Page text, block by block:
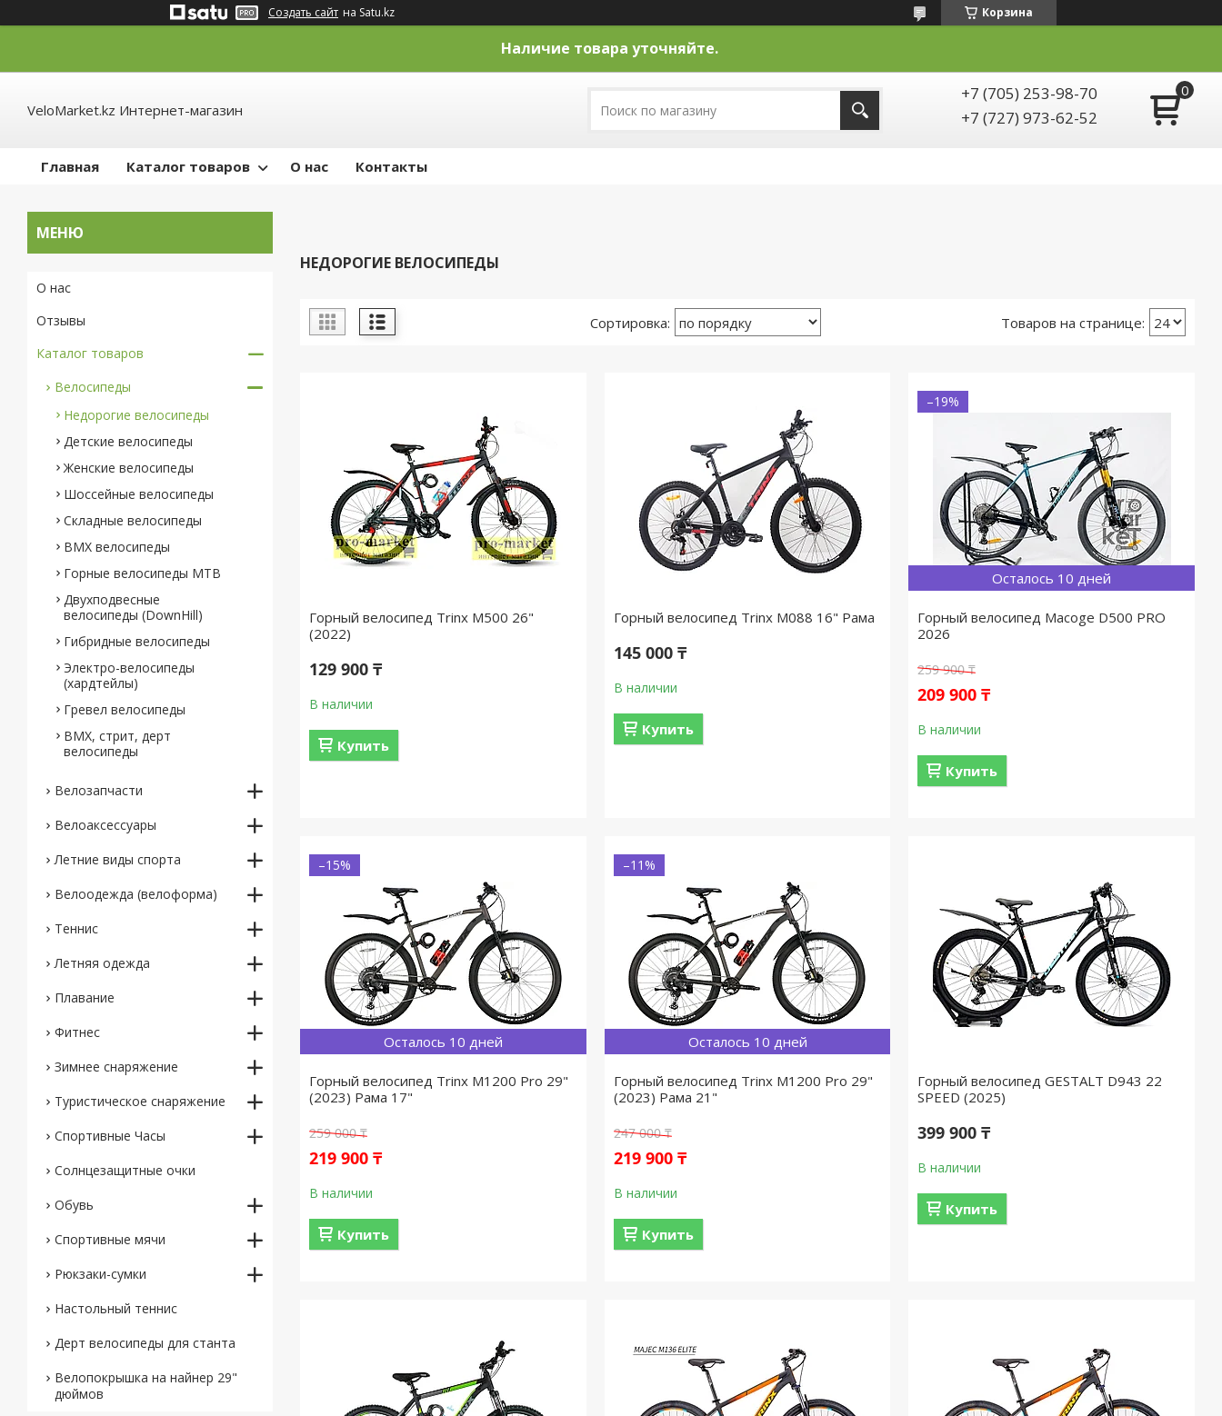
Создать сайт на Satu.kz Корзина
Наличие товара уточняйте.
VeloMarket.kz Интернет-магазин
+7 (705) 253-98-70
+7 (727) 973-62-52
Главная Каталог товаров О нас Контакты
НЕДОРОГИЕ ВЕЛОСИПЕДЫ
Горный велосипед Trinx M500 26"
(2022)
129 900 ₸
В наличии
Купить
Горный велосипед Trinx M088 16" Рама
145 000 ₸
В наличии
Купить
Осталось 10 дней
–19%
Горный велосипед Macoge D500 PRO
2026
259 900 ₸
209 900 ₸
В наличии
Купить
Осталось 10 дней
–15%
Горный велосипед Trinx M1200 Pro 29"
(2023) Рама 17"
259 000 ₸
219 900 ₸
В наличии
Купить
Осталось 10 дней
–11%
Горный велосипед Trinx M1200 Pro 29"
(2023) Рама 21"
247 000 ₸
219 900 ₸
В наличии
Купить
Горный велосипед GESTALT D943 22
SPEED (2025)
399 900 ₸
В наличии
Купить
О нас
Отзывы
Каталог товаров
Велосипеды
Недорогие велосипеды
Детские велосипеды
Женские велосипеды
Шоссейные велосипеды
Складные велосипеды
BMX велосипеды
Горные велосипеды MTB
Двухподвесные
велосипеды (DownHill)
Гибридные велосипеды
Электро-велосипеды
(хардтейлы)
Гревел велосипеды
BMX, стрит, дерт
велосипеды
Велозапчасти
Велоаксессуары
Летние виды спорта
Велоодежда (велоформа)
Теннис
Летняя одежда
Плавание
Фитнес
Зимнее снаряжение
Туристическое снаряжение
Спортивные Часы
Солнцезащитные очки
Обувь
Спортивные мячи
Рюкзаки-сумки
Настольный теннис
Дерт велосипеды для станта
Велопокрышка на найнер 29"
дюймов